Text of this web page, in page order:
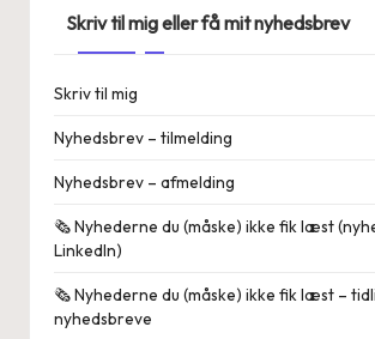
Skriv til mig eller få mit nyhedsbrev
Skriv til mig
Nyhedsbrev – tilmelding
Nyhedsbrev – afmelding
🗞️ Nyhederne du (måske) ikke fik læst
LinkedIn)
🗞️ Nyhederne du (måske) ikke fik læst –
nyhedsbreve